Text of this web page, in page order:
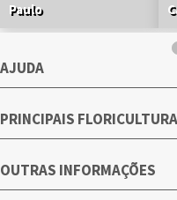
Paulo
AJUDA
PRINCIPAIS
OUTRAS INFORMAÇÕES